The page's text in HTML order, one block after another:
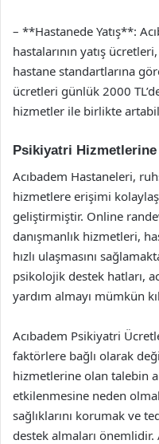
– **Hastanede Yatış**:
hastalarının yatış
hastane standartlarına
ücretleri günlük 2000
hizmetler ile birlikte
Psikiyatri
Acıbadem Hastaneleri,
hizmetlere erişimi
geliştirmiştir. Online
danışmanlık hizmetleri,
hızlı ulaşmasını
psikolojik destek hatları,
yardım almayı mümkün
Acıbadem Psikiyatri
faktörlere bağlı olarak
hizmetlerine olan talebin
etkilenmesine neden
sağlıklarını korumak ve
destek almaları